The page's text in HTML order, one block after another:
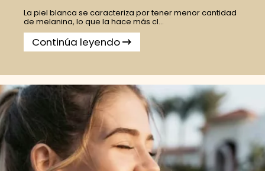
La piel blanca se caracteriza por tener menor cantidad
de melanina, lo que la hace más cl...
Continúa leyendo